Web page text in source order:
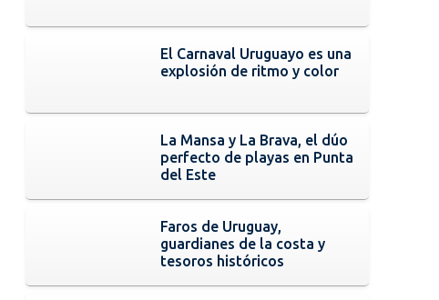
El Carnaval Uruguayo es una
explosión de ritmo y color
La Mansa y La Brava, el dúo
perfecto de playas en Punta
del Este
Faros de Uruguay,
guardianes de la costa y
tesoros históricos